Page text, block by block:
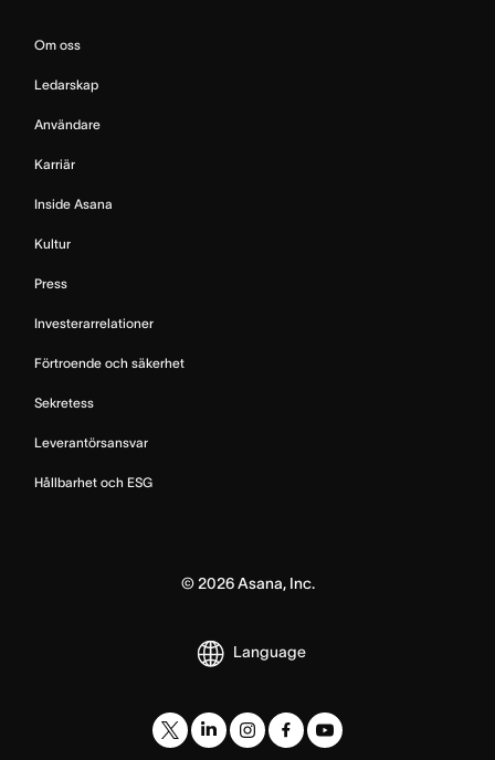
Om oss
Ledarskap
Användare
Karriär
Inside Asana
Kultur
Press
Investerarrelationer
Förtroende och säkerhet
Sekretess
Leverantörsansvar
Hållbarhet och ESG
© 2026Asana, Inc.
Language